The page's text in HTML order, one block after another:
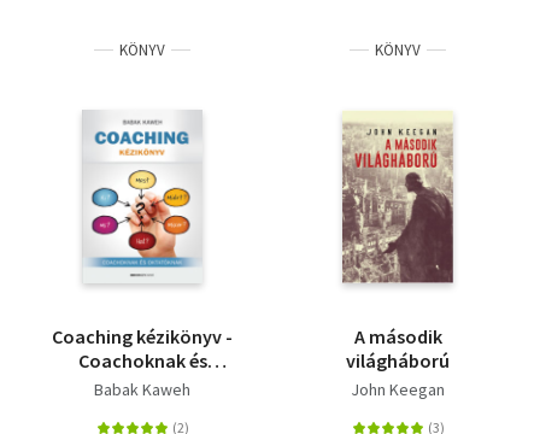
KÖNYV
Coaching kézikönyv -
Coachoknak és
oktatóknak
Babak Kaweh
KÖNYV
A második
világháború
John Keegan